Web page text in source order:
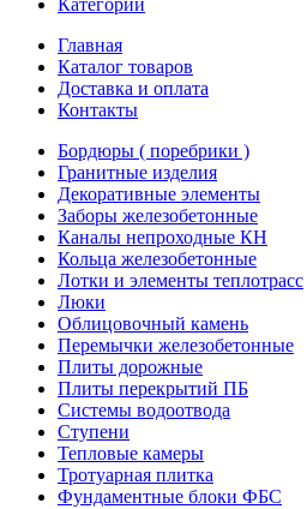
Категории
Главная
Каталог товаров
Доставка и оплата
Контакты
Бордюры ( поребрики )
Гранитные изделия
Декоративные элементы
Заборы железобетонные
Каналы непроходные КН
Кольца железобетонные
Лотки и элементы теплотрасс
Люки
Облицовочный камень
Перемычки железобетонные
Плиты дорожные
Плиты перекрытий ПБ
Системы водоотвода
Ступени
Тепловые камеры
Тротуарная плитка
Фундаментные блоки ФБС